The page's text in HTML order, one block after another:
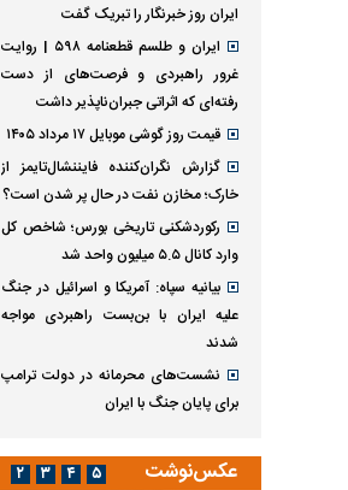
ایران روز خبرنگار را تبریک گفت
ایران و طلسم قطعنامه ۵۹۸ | روایت
غرور راهبردی و فرصت‌های از دست
رفته‌ای که اثراتی جبران‌ناپذیر داشت
قیمت روز گوشی موبایل ۱۷ مرداد ۱۴۰۵
گزارش نگران‌کننده فایننشال‌تایمز از
خارک؛ مخازن نفت در حال پر شدن است؟
رکوردشکنی تاریخی بورس؛ شاخص کل
وارد کانال ۵.۵ میلیون واحد شد
بیانیه سپاه: آمریکا و اسرائیل در جنگ
علیه ایران با بن‌بست راهبردی مواجه
شدند
نشست‌های محرمانه در دولت ترامپ
برای پایان جنگ با ایران
عکس‌نوشت ۲ ۳ ۴ ۵